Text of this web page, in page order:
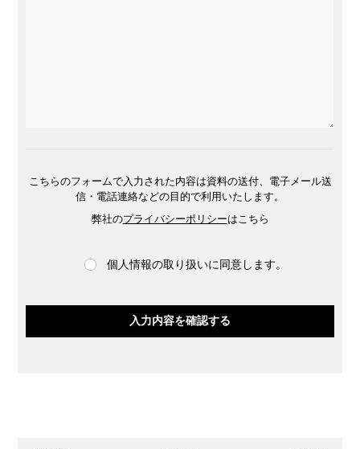
こちらのフォームで入力された内容は資料の送付、電子メール送
信・電話連絡などの目的で利用いたします。
弊社のプライバシーポリシーはこちら
個人情報の取り扱いに同意します。